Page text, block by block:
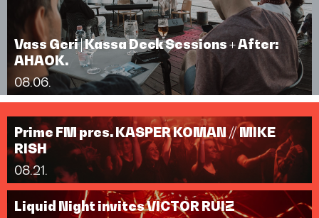
Vass Geri | Kassa Deck Sessions + After:
AHAOK.
08.06.
Prime FM pres. KASPER KOMAN // MIKE
RISH
08.21.
Liquid Night invites VICTOR RUIZ